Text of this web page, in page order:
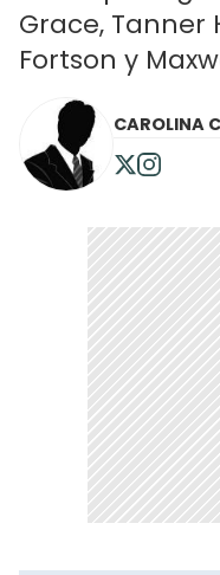
Grace, Tanner
Fortson y
CAROLINA